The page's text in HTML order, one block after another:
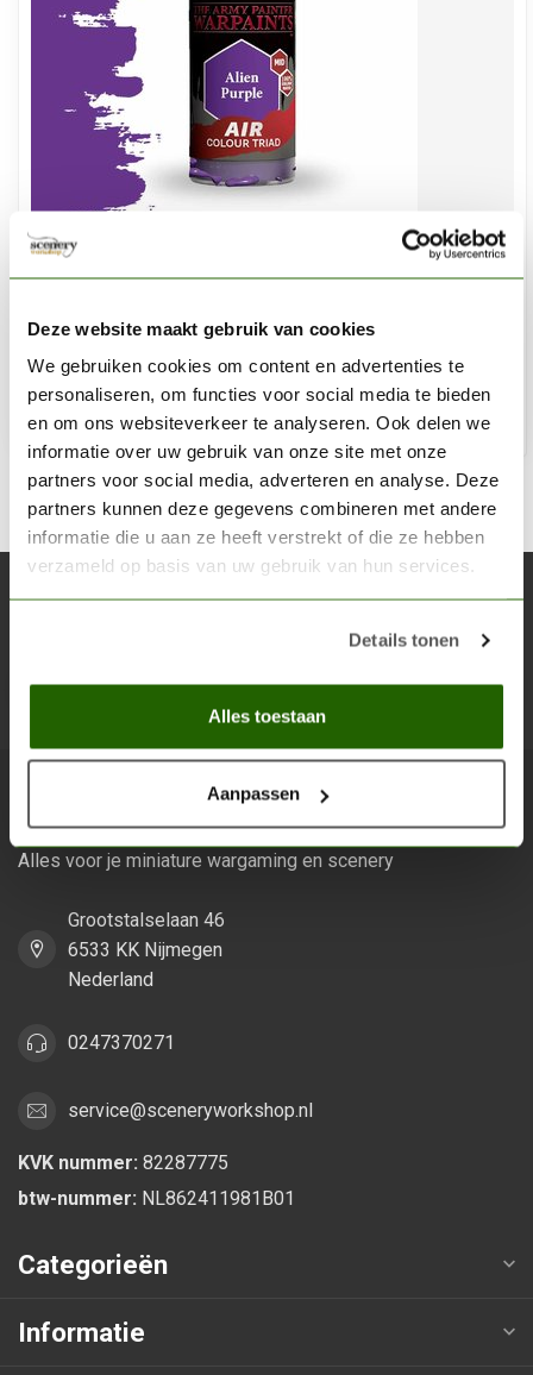
Deze website maakt gebruik van cookies
We gebruiken cookies om content en advertenties te
personaliseren, om functies voor social media te bieden
en om ons websiteverkeer te analyseren. Ook delen we
informatie over uw gebruik van onze site met onze
partners voor social media, adverteren en analyse. Deze
partners kunnen deze gegevens combineren met andere
informatie die u aan ze heeft verstrekt of die ze hebben
verzameld op basis van uw gebruik van hun services.
Details tonen
Alles toestaan
Aanpassen
THE ARMY PAINTER
Alien Purple - Warpaints Air - 18ml - AW1128
€3,23 €2,74
Op voorraad
Abonneer je op onze nieuwsbrief
Blijf op de hoogte over onze laatste acties
Scenery Workshop BV
Alles voor je miniature wargaming en scenery
Grootstalselaan 46
6533 KK Nijmegen
Nederland
0247370271
service@sceneryworkshop.nl
KVK nummer: 82287775
btw-nummer: NL862411981B01
Categorieën
Informatie